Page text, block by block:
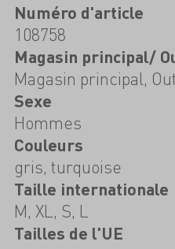
Numéro d'article
108758
Magasin principal/
Magasin principal,
Sexe
Hommes
Couleurs
gris, turquoise
Taille internationale
M, XL, S, L
Tailles de l'UE